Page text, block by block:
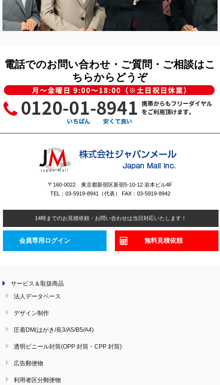
電話でのお問い合わせ・ご質問・ご相談はこ
ちらからどうぞ
〒160-0022 東京都新宿区新宿5-10-12 岩本ビル4F
TEL：03-5919-8941（代表） FAX：03-5919-8942
14時までのお見積依頼・お問い合わせは当日対応いたします！
会員専用ログイン 無料見積依頼
サービス＆取扱商品
法人データベース
デザイン制作
圧着DM(はがき/長3/A5/B5/A4)
透明ビニール封筒(OPP 封筒・CPP 封筒)
広告郵便物
利用者区分郵便物